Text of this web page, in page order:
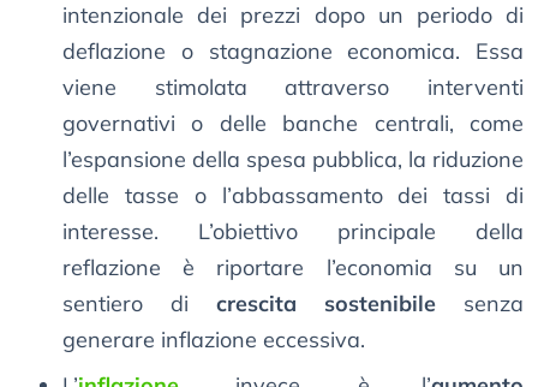
intenzionale dei prezzi dopo un periodo di
deflazione o stagnazione economica. Essa
viene stimolata attraverso interventi
governativi o delle banche centrali, come
l’espansione della spesa pubblica, la riduzione
delle tasse o l’abbassamento dei tassi di
interesse. L’obiettivo principale della
reflazione è riportare l’economia su un
sentiero di crescita sostenibile senza
generare inflazione eccessiva.